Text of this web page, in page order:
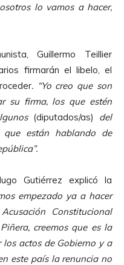
lo vamos a hacer,
Guillermo Teillier
firmarán el libelo, el
. “Yo creo que son
su firma, los que estén
(diputados/as)
del
están hablando de
Gutiérrez explicó la
empezado ya a hacer
Constitucional
creemos que es la
actos de Gobierno y a
este país la renuncia no